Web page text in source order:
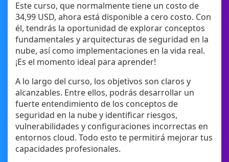
Este curso, que normalmente tiene un costo de
34,99 USD, ahora está disponible a cero costo. Con
él, tendrás la oportunidad de explorar conceptos
fundamentales y arquitecturas de seguridad en la
nube, así como implementaciones en la vida real.
¡Es el momento ideal para aprender!
A lo largo del curso, los objetivos son claros y
alcanzables. Entre ellos, podrás desarrollar un
fuerte entendimiento de los conceptos de
seguridad en la nube y identificar riesgos,
vulnerabilidades y configuraciones incorrectas en
entornos cloud. Todo esto te permitirá mejorar tus
capacidades profesionales.